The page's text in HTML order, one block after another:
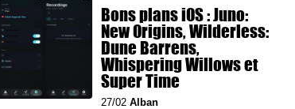
Bons plans iOS : Juno:
New Origins, Wilderless:
Dune Barrens,
Whispering Willows et
Super Time
27/02 Alban